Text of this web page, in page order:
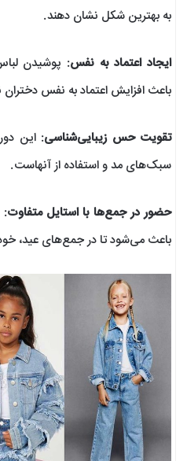
به بهترین شکل نشان دهند.
ایجاد اعتماد به نفس: پوشیدن
باعث افزایش اعتماد به نفس
تقویت حس زیبایی‌شناسی: این
سبک‌های مد و استفاده از آنهاست.
حضور در جمع‌ها با استایل متفاوت:
باعث می‌شود تا در جمع‌های عید، خود